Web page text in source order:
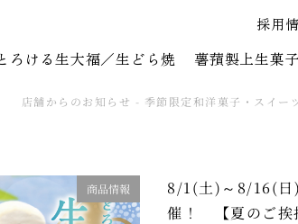
店舗からのお知らせ - 季節限定和洋菓子・スイー
採用
ろける生大福／生どら焼 薯蕷製上生菓子
商品情報
8/1(土)～8/16(日
催！ 【夏のご挨